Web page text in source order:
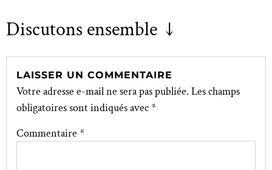
Discutons ensemble ↓
LAISSER UN COMMENTAIRE
Votre adresse e-mail ne sera pas publiée. Les champs
obligatoires sont indiqués avec*
Commentaire *